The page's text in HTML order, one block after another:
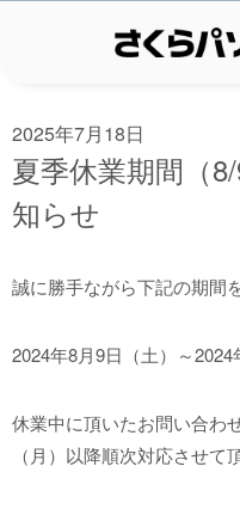
2025年7月18日
夏季休業期間（
知らせ
誠に勝手ながら下記の期間
2024年8月9日（土）～2024
休業中に頂いたお問い合わ
（月）以降順次対応させて